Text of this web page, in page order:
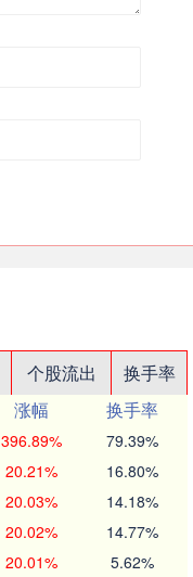
个股流出
换手率
涨幅
换手率
396.89% 79.39%
20.21% 16.80%
20.03% 14.18%
20.02% 14.77%
20.01% 5.62%